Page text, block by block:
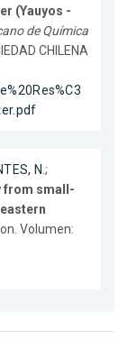
(Yauyos -
de Química
CHILENA
N.;
from small-
Volumen: